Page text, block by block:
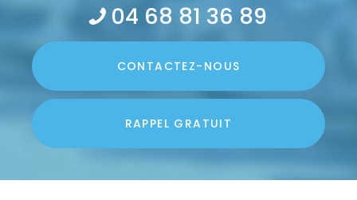
04 68 81 36 89
CONTACTEZ- NOUS
RAPPEL GRATUIT